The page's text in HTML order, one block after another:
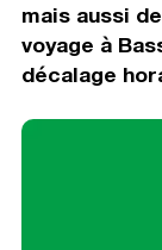
mais aussi
voyage à
décalage